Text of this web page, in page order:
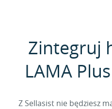
Zintegruj
LAMA
Z Sellasist nie będziesz